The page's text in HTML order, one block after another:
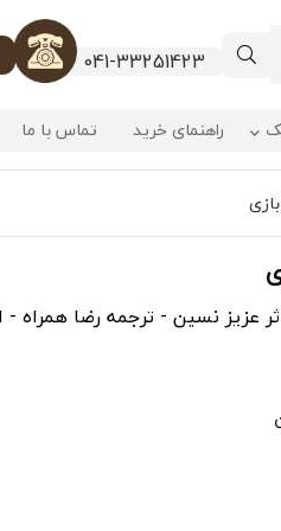
041-33251423
راهنمای خرید تماس با ما
عزیز نسین - ترجمه رضا همراه